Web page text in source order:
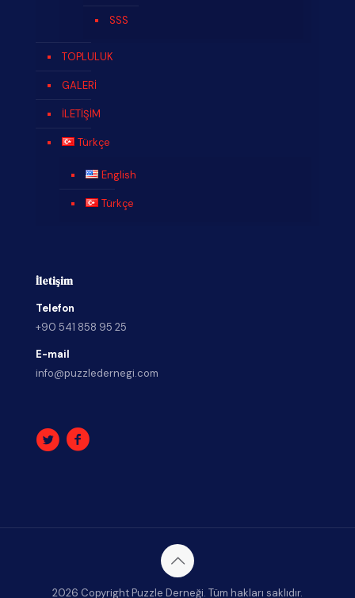
SSS
TOPLULUK
GALERİ
İLETİŞİM
Türkçe
English
Türkçe
İletişim
Telefon
+90 541 858 95 25
E-mail
info@puzzledernegi.com
2026 Copyright Puzzle Derneği. Tüm hakları saklıdır.